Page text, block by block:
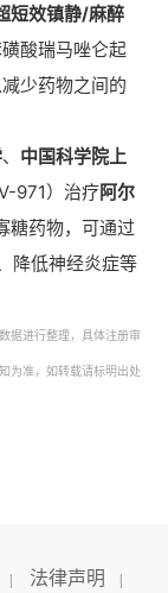
短效镇静/麻醉
酸瑞马唑仑起
少药物之间的
、 中国科学院上
971）治疗阿尔
糖药物，可通过
降低神经炎症等
据进行整理，具体注册审
为准，如转载请标明出处
| 法律声明 |